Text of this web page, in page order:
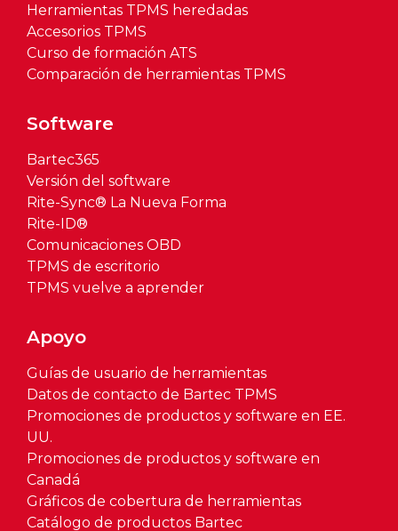
Herramientas TPMS heredadas
Accesorios TPMS
Curso de formación ATS
Comparación de herramientas TPMS
Software
Bartec365
Versión del software
Rite-Sync® La Nueva Forma
Rite-ID®
Comunicaciones OBD
TPMS de escritorio
TPMS vuelve a aprender
Apoyo
Guías de usuario de herramientas
Datos de contacto de Bartec TPMS
Promociones de productos y software en EE.
UU.
Promociones de productos y software en
Canadá
Gráficos de cobertura de herramientas
Catálogo de productos Bartec